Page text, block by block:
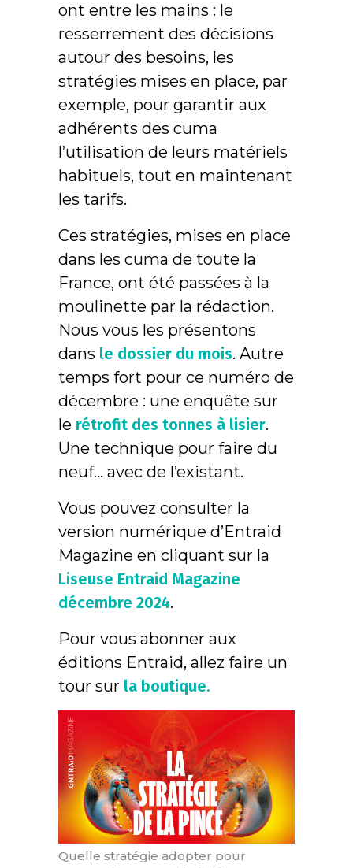
ont entre les mains : le
resserrement des décisions
autour des besoins, les
stratégies mises en place, par
exemple, pour garantir aux
adhérents des cuma
l’utilisation de leurs matériels
habituels, tout en maintenant
les tarifs.
Ces stratégies, mises en place
dans les cuma de toute la
France, ont été passées à la
moulinette par la rédaction.
Nous vous les présentons
dans le dossier du mois. Autre
temps fort pour ce numéro de
décembre : une enquête sur
le rétrofit des tonnes à lisier.
Une technique pour faire du
neuf… avec de l’existant.
Vous pouvez consulter la
version numérique d’Entraid
Magazine en cliquant sur la
Liseuse Entraid Magazine
décembre 2024.
Pour vous abonner aux
éditions Entraid, allez faire un
tour sur la boutique.
Quelle stratégie adopter pour